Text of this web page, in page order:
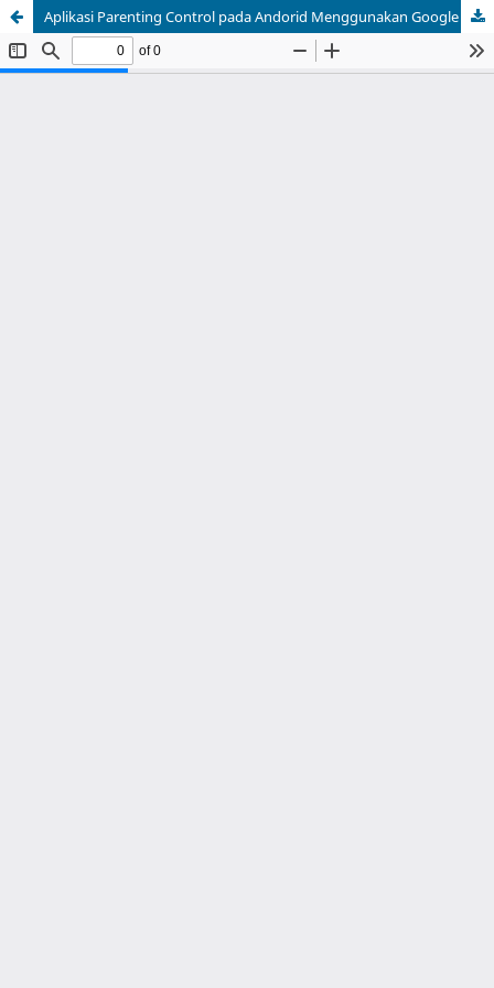
Aplikasi Parenting Control pada Andorid Menggunakan Google Family Link: Pencegahan Konsumsi Konten Negatif pada Anak